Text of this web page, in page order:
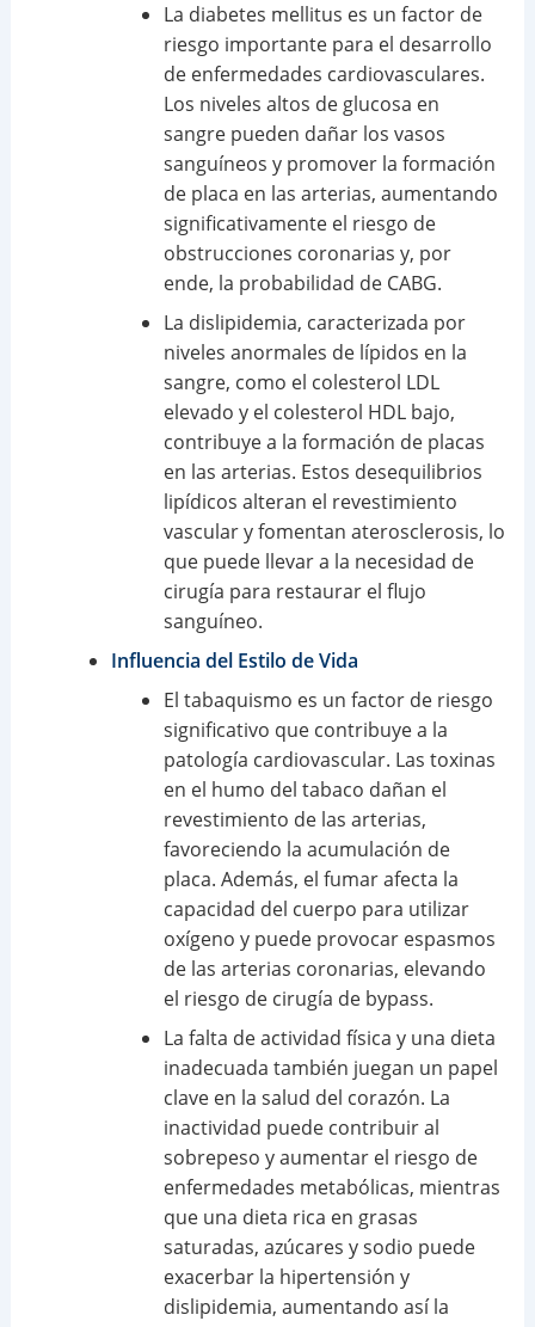
La diabetes mellitus es un factor de
riesgo importante para el desarrollo
de enfermedades cardiovasculares.
Los niveles altos de glucosa en
sangre pueden dañar los vasos
sanguíneos y promover la formación
de placa en las arterias, aumentando
significativamente el riesgo de
obstrucciones coronarias y, por
ende, la probabilidad de CABG.
La dislipidemia, caracterizada por
niveles anormales de lípidos en la
sangre, como el colesterol LDL
elevado y el colesterol HDL bajo,
contribuye a la formación de placas
en las arterias. Estos desequilibrios
lipídicos alteran el revestimiento
vascular y fomentan aterosclerosis, lo
que puede llevar a la necesidad de
cirugía para restaurar el flujo
sanguíneo.
Influencia del Estilo de Vida
El tabaquismo es un factor de riesgo
significativo que contribuye a la
patología cardiovascular. Las toxinas
en el humo del tabaco dañan el
revestimiento de las arterias,
favoreciendo la acumulación de
placa. Además, el fumar afecta la
capacidad del cuerpo para utilizar
oxígeno y puede provocar espasmos
de las arterias coronarias, elevando
el riesgo de cirugía de bypass.
La falta de actividad física y una dieta
inadecuada también juegan un papel
clave en la salud del corazón. La
inactividad puede contribuir al
sobrepeso y aumentar el riesgo de
enfermedades metabólicas, mientras
que una dieta rica en grasas
saturadas, azúcares y sodio puede
exacerbar la hipertensión y
dislipidemia, aumentando así la